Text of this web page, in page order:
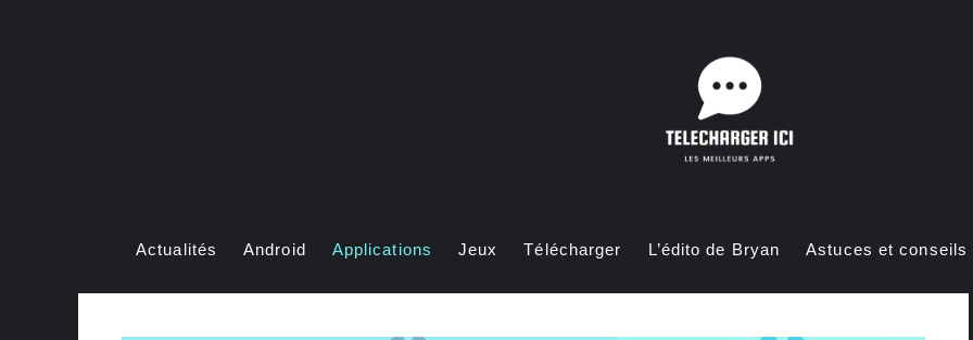
Actualités Android Applications Jeux Télécharger L’édito de Bryan Astuces et conseils